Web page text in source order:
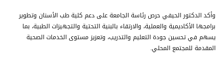
وأكد الدكتور الحيفي حرص رئاسة الجامعة على دعم كلية طب الأسنان وتطوير
برامجها الأكاديمية والعملية، والارتقاء بالبنية التحتية والتجهيزات الطبية، بما
يسهم في تحسين جودة التعليم والتدريب، وتعزيز مستوى الخدمات الصحية
المقدمة للمجتمع المحلي.